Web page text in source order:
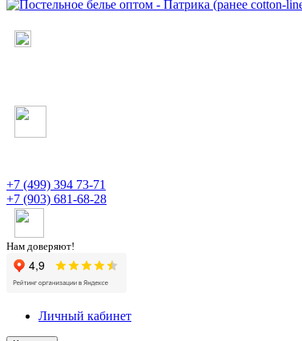
+7 (499) 394 73-71
+7 (903) 681-68-28
Нам доверяют!
Личный кабинет